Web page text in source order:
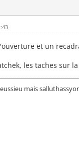
et un
les taches sur
mais